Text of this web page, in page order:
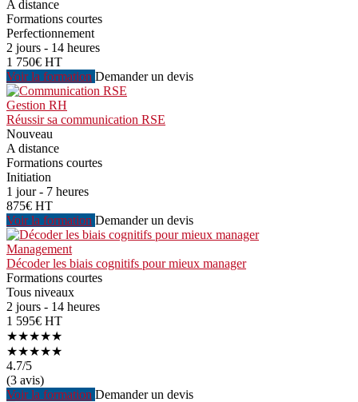
A distance
Formations courtes
Perfectionnement
2 jours - 14 heures
1 750€ HT
Voir la formation Demander un devis
Gestion RH
Réussir sa communication RSE
Nouveau
A distance
Formations courtes
Initiation
1 jour - 7 heures
875€ HT
Voir la formation Demander un devis
Management
Décoder les biais cognitifs pour mieux manager
Formations courtes
Tous niveaux
2 jours - 14 heures
1 595€ HT
★★★★★
★★★★★
4.7/5
(3 avis)
Voir la formation Demander un devis